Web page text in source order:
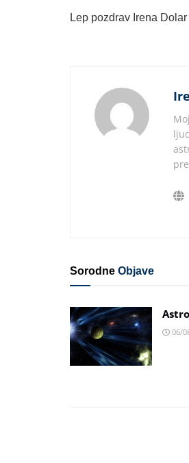
Lep pozdrav Irena Dolar
Sorodne Objave
06/